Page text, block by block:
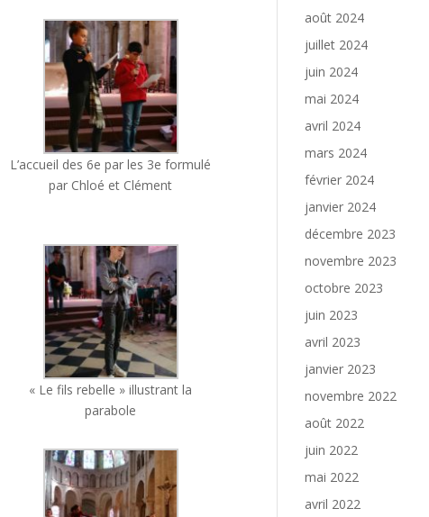
L’accueil des 6e par les 3e formulé
par Chloé et Clément
« Le fils rebelle » illustrant la
parabole
août 2024
juillet 2024
juin 2024
mai 2024
avril 2024
mars 2024
février 2024
janvier 2024
décembre 2023
novembre 2023
octobre 2023
juin 2023
avril 2023
janvier 2023
novembre 2022
août 2022
juin 2022
mai 2022
avril 2022